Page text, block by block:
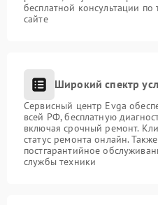
бесплатной консультации
сайте
Широкий спектр
Сервисный центр Evga
всей РФ, бесплатную
включая срочный ремонт.
статус ремонта онлайн.
постгарантийное
службы техники